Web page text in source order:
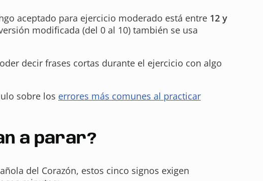
aceptado para ejercicio moderado está entre 12 y
modificada (del 0 al 10) también se usa
decir frases cortas durante el ejercicio con algo
sobre los errores más comunes al practicar
a parar?
del Corazón, estos cinco signos exigen